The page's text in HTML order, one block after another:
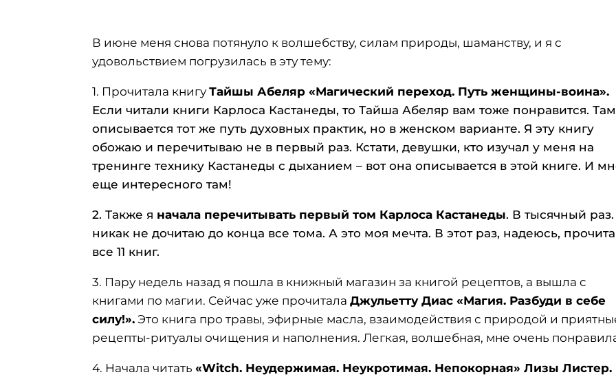
В июне меня снова потянуло к волшебству, силам природы, шаманству, и я с
удовольствием погрузилась в эту тему:
1. Прочитала книгуТайшы Абеляр «Магический переход. Путь женщины-воина».
Если читали книги Карлоса Кастанеды, то Тайша Абеляр вам тоже понравится. Там
описывается тот же путь духовных практик, но в женском варианте. Я эту книгу
обожаю и перечитываю не в первый раз. Кстати, девушки, кто изучал у меня на
тренинге технику Кастанеды с дыханием – вот она описывается в этой книге. И
еще интересного там!
2. Также я начала перечитывать первый том Карлоса Кастанеды. В тысячный
никак не дочитаю до конца все тома. А это моя мечта. В этот раз, надеюсь,
все 11 книг.
3. Пару недель назад я пошла в книжный магазин за книгой рецептов, а вышла с
книгами по магии. Сейчас уже прочиталаДжульетту Диас «Магия. Разбуди в себе
силу!». Это книга про травы, эфирные масла, взаимодействия с природой и
рецепты-ритуалы очищения и наполнения. Легкая, волшебная, мне очень
4. Начала читать«Witch. Неудержимая. Неукротимая. Непокорная» Лизы Листер.